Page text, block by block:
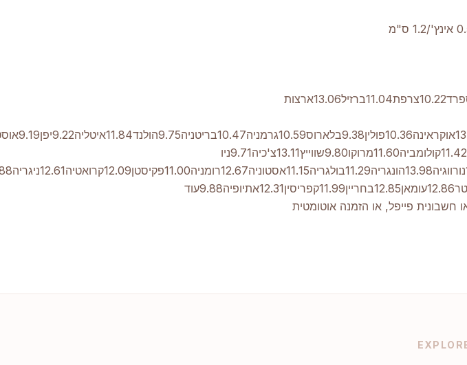
מדינהמוצרמחיר כולל משלוח, USDרוסיה8.63ספרד10.22צרפת11.04ברזיל13.06ארצות
האמירויות11.43טורקיה11.86פורטוגל11.34בלגיה11.42קולומביה11.60מרוקו9.80שווייץ13.11צ'כיה9.71ניו
לנקה11.40לוקסמבורג11.66פרו9.88כווית11.80קטר12.86עומאן12.85בחריין11.99קפריסין12.31אתיופיה9.88עוד
חשבונית פייפל, או הזמנה אוטומטית